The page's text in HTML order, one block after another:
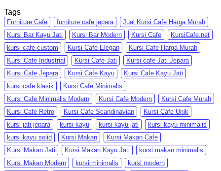
Tags
Furniture Cafe furniture cafe jepara
Jual Kursi Cafe Harga Murah
Kursi Bar Kayu Jati
Kursi Bar Modern Kursi Cafe
KursiCafe.net
kursi cafe custom
Kursi Cafe Elegan
Kursi Cafe Harga Murah
Kursi Cafe Industrial
Kursi Cafe Jati
Kursi cafe Jati Jepara
Kursi Cafe Jepara
Kursi Cafe Kayu
Kursi Cafe Kayu Jati
kursi cafe klasik
Kursi Cafe Minimalis
Kursi Cafe Minimalis Modern
Kursi Cafe Modern
Kursi Cafe Murah
Kursi Cafe Retro
Kursi Cafe Scandinavian
Kursi Cafe Unik
kursi jati jepara
kursi kayu kursi kayu jati
kursi kayu minimalis
kursi kayu solid
Kursi Makan
Kursi Makan Cafe
Kursi Makan Jati
Kursi Makan Kayu Jati
kursi makan minimalis
Kursi Makan Modern
kursi minimalis
kursi modern